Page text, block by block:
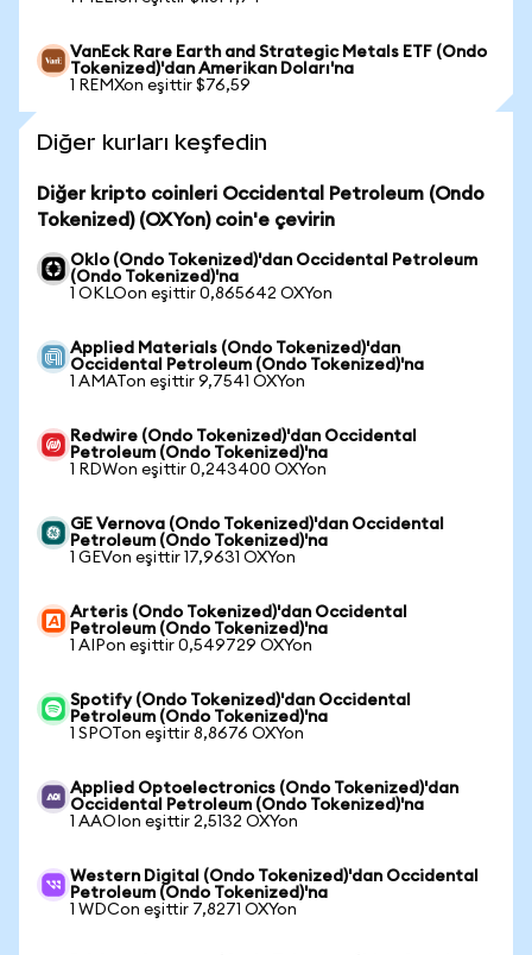
VanEck Rare Earth and Strategic Metals ETF (Ondo
Tokenized)'dan Amerikan Doları'na
1 REMXon eşittir $76,59
Diğer kurları keşfedin
Diğer kripto coinleri Occidental Petroleum (Ondo
Tokenized) (OXYon) coin'e çevirin
Oklo (Ondo Tokenized)'dan Occidental Petroleum
(Ondo Tokenized)'na
1 OKLOon eşittir 0,865642 OXYon
Applied Materials (Ondo Tokenized)'dan
Occidental Petroleum (Ondo Tokenized)'na
1 AMATon eşittir 9,7541 OXYon
Redwire (Ondo Tokenized)'dan Occidental
Petroleum (Ondo Tokenized)'na
1 RDWon eşittir 0,243400 OXYon
GE Vernova (Ondo Tokenized)'dan Occidental
Petroleum (Ondo Tokenized)'na
1 GEVon eşittir 17,9631 OXYon
Arteris (Ondo Tokenized)'dan Occidental
Petroleum (Ondo Tokenized)'na
1 AIPon eşittir 0,549729 OXYon
Spotify (Ondo Tokenized)'dan Occidental
Petroleum (Ondo Tokenized)'na
1 SPOTon eşittir 8,8676 OXYon
Applied Optoelectronics (Ondo Tokenized)'dan
Occidental Petroleum (Ondo Tokenized)'na
1 AAOIon eşittir 2,5132 OXYon
Western Digital (Ondo Tokenized)'dan Occidental
Petroleum (Ondo Tokenized)'na
1 WDCon eşittir 7,8271 OXYon